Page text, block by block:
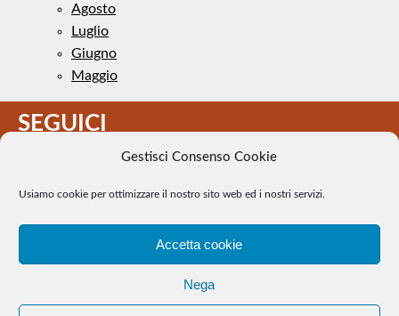
Gestisci Consenso Cookie
Usiamo cookie per ottimizzare il nostro sito web ed i nostri servizi.
Accetta cookie
Nega
Agosto
Luglio
Giugno
Maggio
SEGUICI
pubblico dominio. Se il loro uso costituisce una violazione dei